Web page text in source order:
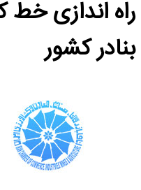
راه اندازی خط
بنادر کشور